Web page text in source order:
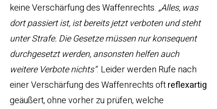
keine Verschärfung des Waffenrechts. „Alles, was
dort passiert ist, ist bereits jetzt verboten und steht
unter Strafe. Die Gesetze müssen nur konsequent
durchgesetzt werden, ansonsten helfen auch
weitere Verbote nichts“. Leider werden Rufe nach
einer Verschärfung des Waffenrechts oftreflexartig
geäußert, ohne vorher zu prüfen, welche